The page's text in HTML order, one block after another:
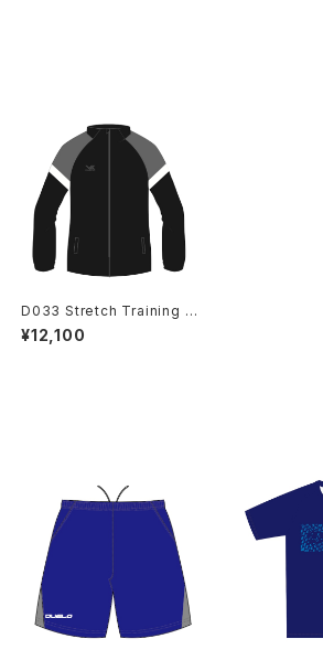
D033 Stretch Training Ja
cket BLK
¥12,100